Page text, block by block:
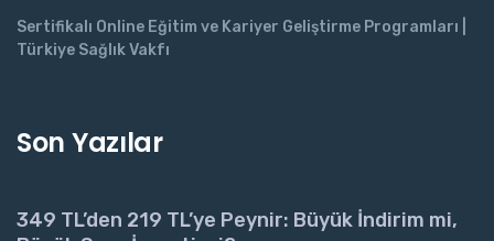
Sertifikalı Online Eğitim ve Kariyer Geliştirme Programları |
Türkiye Sağlık Vakfı
Son Yazılar
349 TL’den 219 TL’ye Peynir: Büyük İndirim mi,